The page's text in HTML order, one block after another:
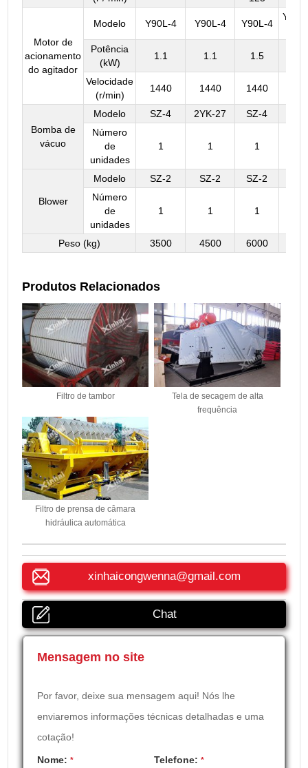
Motor de
acionamento
do agitador
Modelo Y90L-4 Y90L-4 Y90L-4
Potência
(kW)
1.1 1.1 1.5
Velocidade
(r/min)
1440 1440 1440
Bomba de
vácuo
Modelo SZ-4 2YK-27 SZ-4
Número
de
unidades
1 1 1
Blower
Modelo SZ-2 SZ-2 SZ-2
Número
de
unidades
1 1 1
Peso (kg) 3500 4500 6000
Produtos Relacionados
Filtro de tambor
Tela de secagem de alta
frequência
Filtro de prensa de câmara
hidráulica automática
xinhaicongwenna@gmail.com
Chat
Mensagem no site
Por favor, deixe sua mensagem aqui! Nós lhe
enviaremos informações técnicas detalhadas e uma
cotação!
Nome:* Telefone: *